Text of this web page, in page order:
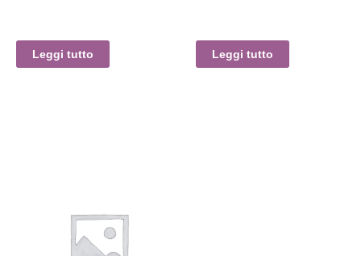
Leggi tutto Leggi tutto